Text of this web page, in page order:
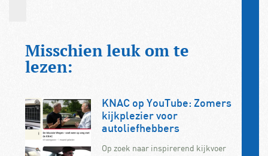
Misschien leuk om te
lezen:
KNAC op YouTube: Zomers
kijkplezier voor
autoliefhebbers
Op zoek naar inspirerend kijkvoer